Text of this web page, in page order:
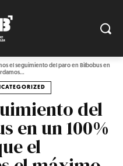
el seguimiento del paro en Bilbobus en
del
en un 100%
el